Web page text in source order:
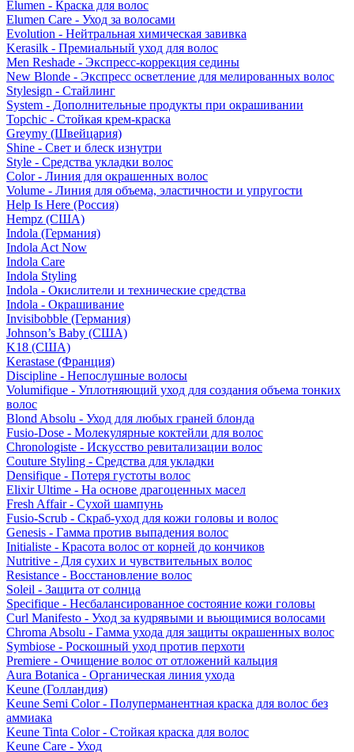
Elumen - Краска для волос
Elumen Care - Уход за волосами
Evolution - Нейтральная химическая завивка
Kerasilk - Премиальный уход для волос
Men Reshade - Экспресс-коррекция седины
New Blonde - Экспресс осветление для мелированных волос
Stylesign - Стайлинг
System - Дополнительные продукты при окрашивании
Topchic - Стойкая крем-краска
Greymy (Швейцария)
Shine - Свет и блеск изнутри
Style - Средства укладки волос
Color - Линия для окрашенных волос
Volume - Линия для объема, эластичности и упругости
Help Is Here (Россия)
Hempz (США)
Indola (Германия)
Indola Act Now
Indola Care
Indola Styling
Indola - Окислители и технические средства
Indola - Окрашивание
Invisibobble (Германия)
Johnson’s Baby (США)
K18 (США)
Kerastase (Франция)
Discipline - Непослушные волосы
Volumifique - Уплотняющий уход для создания объема тонких
волос
Blond Absolu - Уход для любых граней блонда
Fusio-Dose - Молекулярные коктейли для волос
Chronologiste - Искусство ревитализации волос
Couture Styling - Средства для укладки
Densifique - Потеря густоты волос
Elixir Ultime - На основе драгоценных масел
Fresh Affair - Сухой шампунь
Fusio-Scrub - Скраб-уход для кожи головы и волос
Genesis - Гамма против выпадения волос
Initialiste - Красота волос от корней до кончиков
Nutritive - Для сухих и чувствительных волос
Resistance - Восстановление волос
Soleil - Защита от солнца
Specifique - Несбалансированное состояние кожи головы
Curl Manifesto - Уход за кудрявыми и вьющимися волосами
Chroma Absolu - Гамма ухода для защиты окрашенных волос
Symbiose - Роскошный уход против перхоти
Premiere - Очищение волос от отложений кальция
Aura Botanica - Органическая линия ухода
Keune (Голландия)
Keune Semi Color - Полуперманентная краска для волос без
аммиака
Keune Tinta Color - Стойкая краска для волос
Keune Care - Уход